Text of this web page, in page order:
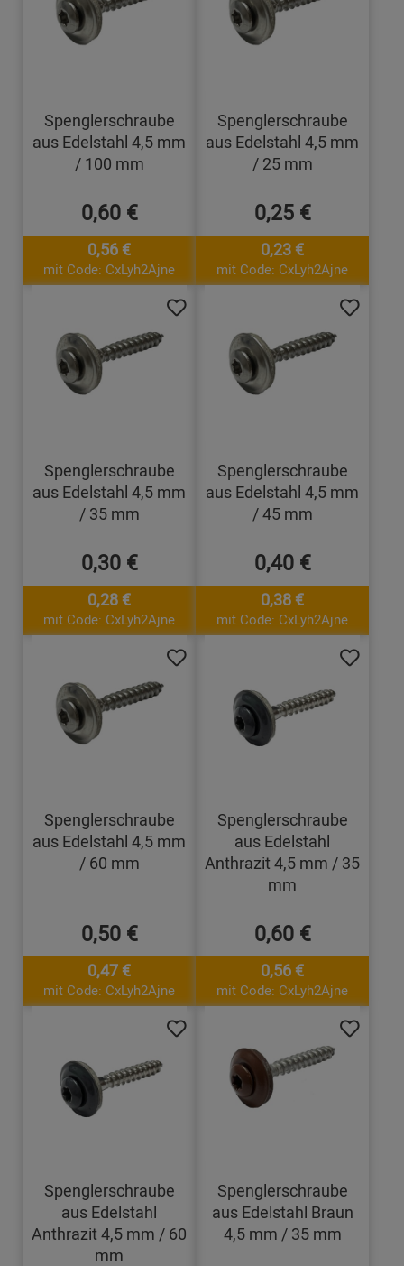
Spenglerschraube
aus Edelstahl 4,5 mm
/ 100 mm
0,60 €
0,56 €
mit Code: CxLyh2Ajne
Spenglerschraube
aus Edelstahl 4,5 mm
/ 25 mm
0,25 €
0,23 €
mit Code: CxLyh2Ajne
Spenglerschraube
aus Edelstahl 4,5 mm
/ 35 mm
0,30 €
0,28 €
mit Code: CxLyh2Ajne
Spenglerschraube
aus Edelstahl 4,5 mm
/ 45 mm
0,40 €
0,38 €
mit Code: CxLyh2Ajne
Spenglerschraube
aus Edelstahl 4,5 mm
/ 60 mm
0,50 €
0,47 €
mit Code: CxLyh2Ajne
Spenglerschraube
aus Edelstahl
Anthrazit 4,5 mm / 35
mm
0,60 €
0,56 €
mit Code: CxLyh2Ajne
Spenglerschraube
aus Edelstahl
Anthrazit 4,5 mm / 60
mm
Spenglerschraube
aus Edelstahl Braun
4,5 mm / 35 mm